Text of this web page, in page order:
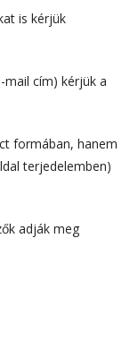
is kérjük
mail cím) kérjük a
formában, hanem
terjedelemben)
adják meg